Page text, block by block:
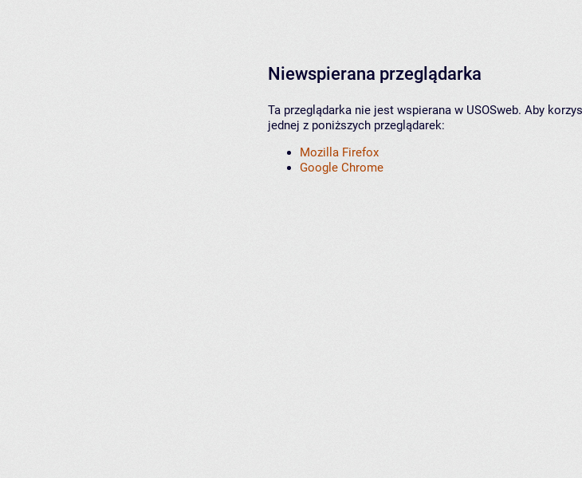
Niewspierana przeglądarka
Ta przeglądarka nie jest wspierana w USOSweb. Aby
jednej z poniższych przeglądarek:
Mozilla Firefox
Google Chrome